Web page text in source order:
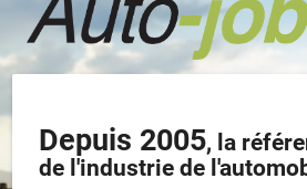
Depuis 2005, la
de l'industrie de